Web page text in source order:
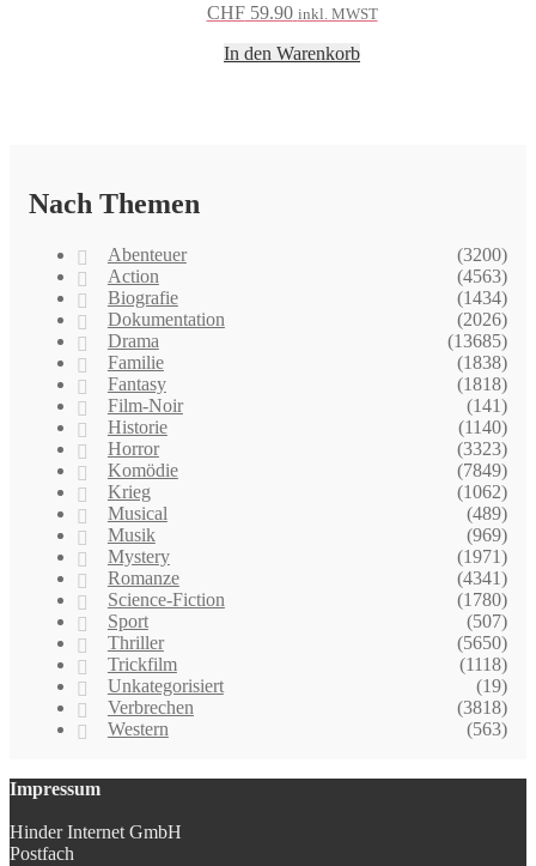
CHF59.90 inkl. MWST
In den Warenkorb
Nach Themen
Abenteuer
(3200)
Action
(4563)
Biografie
(1434)
Dokumentation
(2026)
Drama
(13685)
Familie
(1838)
Fantasy
(1818)
Film-Noir
(141)
Historie
(1140)
Horror
(3323)
Komödie
(7849)
Krieg
(1062)
Musical
(489)
Musik
(969)
Mystery
(1971)
Romanze
(4341)
Science-Fiction
(1780)
Sport
(507)
Thriller
(5650)
Trickfilm
(1118)
Unkategorisiert
(19)
Verbrechen
(3818)
Western
(563)
Impressum
Hinder Internet GmbH
Postfach